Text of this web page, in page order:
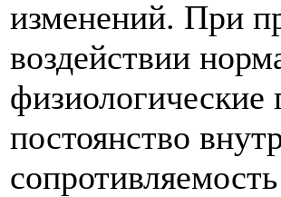
изменений. При
воздействии
физиологические
постоянство